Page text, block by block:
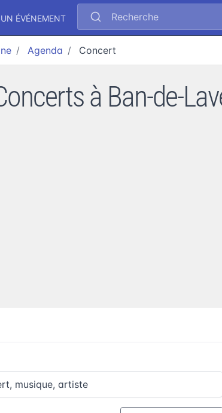
UN ÉVÉNEMENT Recherche
Agenda Concert
à Ban-de-